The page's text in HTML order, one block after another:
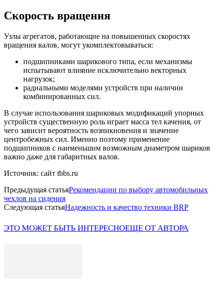
Скорость вращения
Узлы агрегатов, работающие на повышенных скоростях
вращения валов, могут укомплектовываться:
подшипниками шарикового типа, если механизмы
испытывают влияние исключительно векторных
нагрузок;
радиальными моделями устройств при наличии
комбинированных сил.
В случае использования шариковых модификаций упорных
устройств существенную роль играет масса тел качения, от
чего зависит вероятность возникновения и значение
центробежных сил. Именно поэтому применение
подшипников с наименьшим возможным диаметром шариков
важно даже для габаритных валов.
Источник: сайт tbbs.ru
Предыдущая статьяРекомендации по выбору автомобильных
чехлов на сидения
Следующая статьяНадежность и качество техники BRP
ЭТО МОЖЕТ БЫТЬ ИНТЕРЕСНОЕЩЕ ОТ АВТОРА